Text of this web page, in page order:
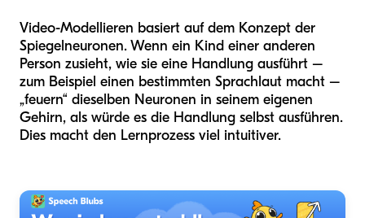
Video-Modellieren basiert auf dem Konzept der
Spiegelneuronen. Wenn ein Kind einer anderen
Person zusieht, wie sie eine Handlung ausführt –
zum Beispiel einen bestimmten Sprachlaut macht –
„feuern“ dieselben Neuronen in seinem eigenen
Gehirn, als würde es die Handlung selbst ausführen.
Dies macht den Lernprozess viel intuitiver.